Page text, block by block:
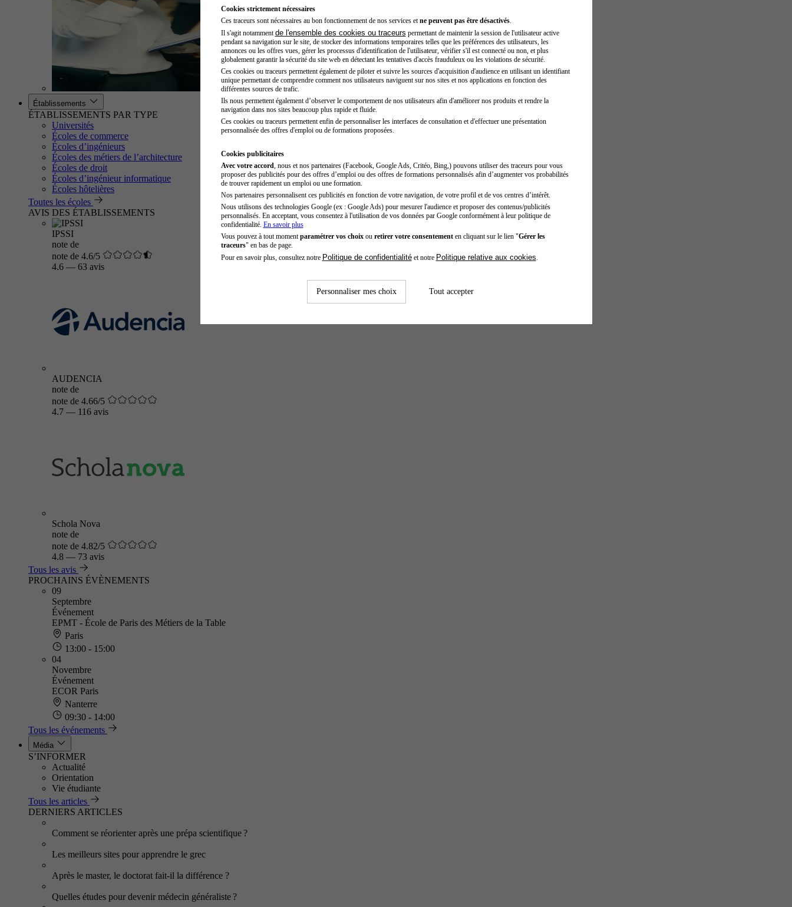
Établissements
ÉTABLISSEMENTS PAR TYPE
Universités
Écoles de commerce
Écoles d’ingénieurs
Écoles des métiers de l’architecture
Écoles de droit
Écoles d’ingénieur informatique
Écoles hôtelières
Toutes les écoles
AVIS DES ÉTABLISSEMENTS
IPSSI
note de
note de 4.6/5
4.6 — 63 avis
AUDENCIA
note de
note de 4.66/5
4.7 — 116 avis
Schola Nova
note de
note de 4.82/5
4.8 — 73 avis
Tous les avis
PROCHAINS ÉVÈNEMENTS
09
Septembre
Événement
EPMT - École de Paris des Métiers de la Table
Paris
13:00 - 15:00
04
Novembre
Événement
ECOR Paris
Nanterre
09:30 - 14:00
Tous les événements
Média
S’INFORMER
Actualité
Orientation
Vie étudiante
Tous les articles
DERNIERS ARTICLES
Comment se réorienter après une prépa scientifique ?
Les meilleurs sites pour apprendre le grec
Après le master, le doctorat fait-il la différence ?
Quelles études pour devenir médecin généraliste ?
Cookies strictement nécessaires
Ces traceurs sont nécessaires au bon fonctionnement de nos services et ne peuvent pas être désactivés.
Il s'agit notamment de l'ensemble des cookies ou traceurs permettant de maintenir la session de l'utilisateur active
pendant sa navigation sur le site, de stocker des informations temporaires telles que les préférences des utilisateurs, les
annonces ou les offres vues, gérer les processus d'identification de l'utilisateur, vérifier s'il est connecté ou non, et plus
globalement garantir la sécurité du site web en détectant les tentatives d'accès frauduleux ou les violations de sécurité.
Ces cookies ou traceurs permettent également de piloter et suivre les sources d'acquisition d'audience en utilisant un identifiant
unique permettant de comprendre comment nos utilisateurs naviguent sur nos sites et nos applications en fonction des
différentes sources de trafic.
Ils nous permettent également d’observer le comportement de nos utilisateurs afin d'améliorer nos produits et rendre la
navigation dans nos sites beaucoup plus rapide et fluide.
Ces cookies ou traceurs permettent enfin de personnaliser les interfaces de consultation et d'effectuer une présentation
personnalisée des offres d'emploi ou de formations proposées.
Cookies publicitaires
Avec votre accord , nous et nos partenaires (Facebook, Google Ads, Critéo, Bing,) pouvons utiliser des traceurs pour vous
proposer des publicités pour des offres d’emploi ou des offres de formations personnalisés afin d’augmenter vos probabilités
de trouver rapidement un emploi ou une formation.
Nos partenaires personnalisent ces publicités en fonction de votre navigation, de votre profil et de vos centres d’intérêt.
Nous utilisons des technologies Google (ex : Google Ads) pour mesurer l'audience et proposer des contenus/publicités
personnalisés. En acceptant, vous consentez à l'utilisation de vos données par Google conformément à leur politique de
confidentialité. En savoir plus
Vous pouvez à tout moment paramétrer vos choixou retirer votre consentementen cliquant sur le lien "Gérer les
traceurs" en bas de page.
Pour en savoir plus, consultez notre Politique de confidentialitéet notre Politique relative aux cookies
Personnaliser mes choix Tout accepter